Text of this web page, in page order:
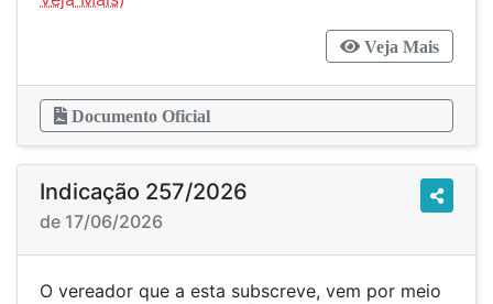
Veja Mais
Documento Oficial
Indicação 257/2026
de 17/06/2026
O vereador que a esta subscreve, vem por meio